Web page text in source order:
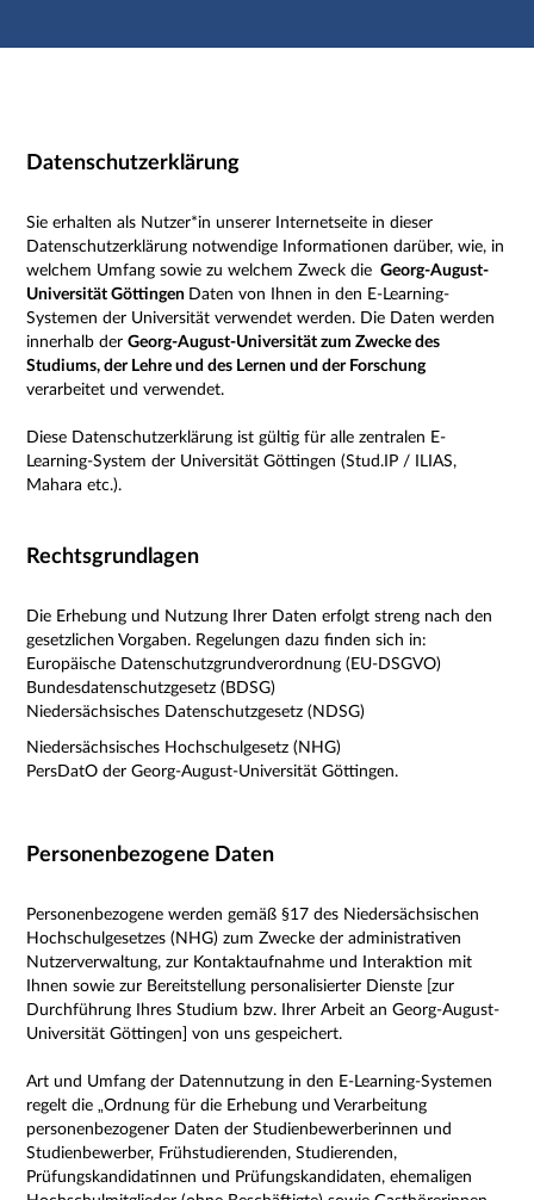
Hauptnavigation
Impressum
Datenschutzerklärung
Sie erhalten als Nutzer*in unserer Internetseite in dieser
Datenschutzerklärung notwendige Informationen darüber, wie, in
welchem Umfang sowie zu welchem Zweck die Georg-August-
Universität Göttingen Daten von Ihnen in den E-Learning-
Systemen der Universität verwendet werden. Die Daten werden
innerhalb derGeorg-August-Universität zum Zwecke des
Studiums, der Lehre und des Lernen und der Forschung
verarbeitet und verwendet.
Diese Datenschutzerklärung ist gültig für alle zentralen E-
Learning-System der Universität Göttingen (Stud.IP / ILIAS,
Mahara etc.).
Rechtsgrundlagen
Die Erhebung und Nutzung Ihrer Daten erfolgt streng nach den
gesetzlichen Vorgaben. Regelungen dazu finden sich in:
Europäische Datenschutzgrundverordnung (EU-DSGVO)
Bundesdatenschutzgesetz (BDSG)
Niedersächsisches Datenschutzgesetz (NDSG)
Niedersächsisches Hochschulgesetz (NHG)
PersDatO der Georg-August-Universität Göttingen.
Personenbezogene Daten
Personenbezogene werden gemäß §17 des Niedersächsischen
Hochschulgesetzes (NHG) zum Zwecke der administrativen
Nutzerverwaltung, zur Kontaktaufnahme und Interaktion mit
Ihnen sowie zur Bereitstellung personalisierter Dienste [zur
Durchführung Ihres Studium bzw. Ihrer Arbeit an Georg-August-
Universität Göttingen] von uns gespeichert.
Art und Umfang der Datennutzung in den E-Learning-Systemen
regelt die „Ordnung für die Erhebung und Verarbeitung
personenbezogener Daten der Studienbewerberinnen und
Studienbewerber, Frühstudierenden, Studierenden,
Prüfungskandidatinnen und Prüfungskandidaten, ehemaligen